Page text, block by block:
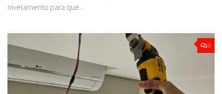
nivelamento para que...
0